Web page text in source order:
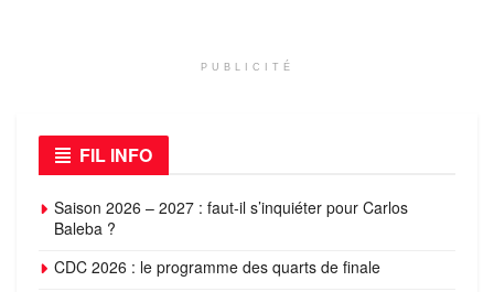
PUBLICITÉ
FIL INFO
Saison 2026 – 2027 : faut-il s’inquiéter pour Carlos
Baleba ?
CDC 2026 : le programme des quarts de finale